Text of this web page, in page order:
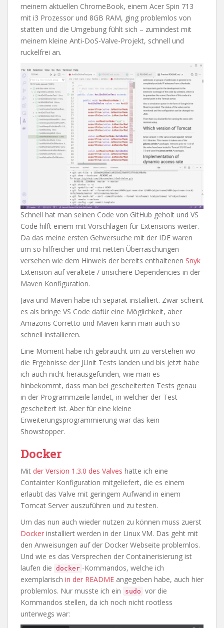
meinem aktuellen ChromeBook, einem Acer Spin 713
mit i3 Prozessor und 8GB RAM, ging problemlos von
statten und die Umgebung fühlt sich – zumindest mit
meinem kleine Anti-DoS-Valve-Projekt, schnell und
ruckelfrei an.
Schnell hat man seinen Code von GitHub geholt und VS
Code hilft einem mit Vorschlägen für Extensions weiter.
Da das meine ersten Gehversuche mit der IDE waren
um so hilfreicher und mit netten Überraschungen
versehen wie dem Hinweis der bereits enthaltenen Snyk
Extension auf veraltete / unsichere Dependencies in der
Maven Konfiguration.
Java und Maven habe ich separat installiert. Zwar scheint
es als bringe VS Code dafür eine Möglichkeit, aber
Amazons Corretto und Maven kann man auch so
schnell installieren.
Eine Moment habe ich gebraucht um zu verstehen wo
die Ergebnisse der JUnit Tests landen und bis jetzt habe
ich auch nicht herausgefunden, wie man es
hinbekommt, dass man bei gescheiterten Tests genau
in der Programmzeile landet, in welcher der Test
gescheitert ist. Aber für eine kleine
Erweiterungsprogrammierung war das kein
Showstopper.
Docker
Mit der Version 1.3.0 des Valves hatte ich eine
Containter Konfiguration mitgeliefert, die es einem
erlaubt das Valve mit geringem Aufwand in einem
Tomcat Server auszuführen und zu testen.
Um das nun auch wieder nutzen zu können muss zuerst
Docker installiert werden in der Linux VM. Das geht mit
den Anweisungen auf der Docker Webseite problemlos.
Und wie es das Versprechen der Containerisierung ist
laufen die docker -Kommandos, welche ich
exemplarisch in der README angegeben habe, auch hier
problemlos. Nur musste ich ein
sudo vor die
Kommandos stellen, da ich noch nicht rootless
unterwegs war: